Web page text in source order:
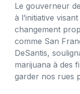
Le gouverneur
à l’initiative
changement
comme San
DeSantis,
marijuana à des
garder nos rues